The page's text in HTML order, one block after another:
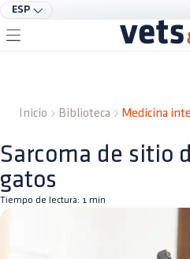
ESP
Inicio Biblioteca Medicina
Sarcoma de sitio
gatos
Tiempo de lectura: 1 min